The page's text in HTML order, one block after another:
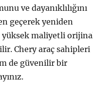
ve dayanıklılığını
geçerek yeniden
yüksek maliyetli
Chery araç sahipleri
de güvenilir bir